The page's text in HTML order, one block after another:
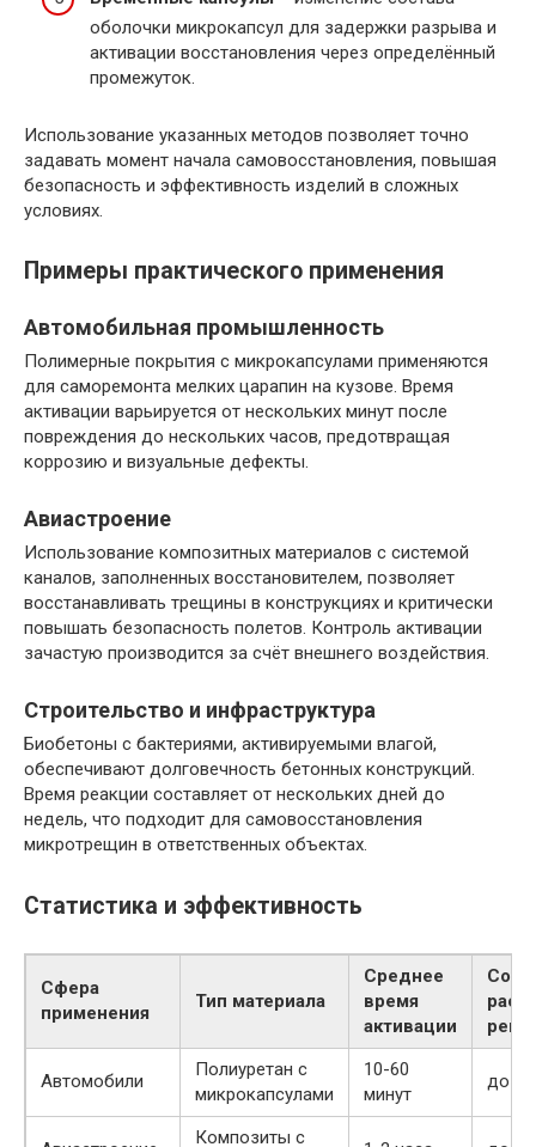
оболочки микрокапсул для задержки разрыва и
активации восстановления через определённый
промежуток.
Использование указанных методов позволяет точно
задавать момент начала самовосстановления, повышая
безопасность и эффективность изделий в сложных
условиях.
Примеры практического применения
Автомобильная промышленность
Полимерные покрытия с микрокапсулами применяются
для саморемонта мелких царапин на кузове. Время
активации варьируется от нескольких минут после
повреждения до нескольких часов, предотвращая
коррозию и визуальные дефекты.
Авиастроение
Использование композитных материалов с системой
каналов, заполненных восстановителем, позволяет
восстанавливать трещины в конструкциях и критически
повышать безопасность полетов. Контроль активации
зачастую производится за счёт внешнего воздействия.
Строительство и инфраструктура
Биобетоны с бактериями, активируемыми влагой,
обеспечивают долговечность бетонных конструкций.
Время реакции составляет от нескольких дней до
недель, что подходит для самовосстановления
микротрещин в ответственных объектах.
Статистика и эффективность
Сфера
применения
Тип материала
Среднее
время
активации
Автомобили
Полиуретан с
микрокапсулами
10-60
минут
до
Композиты с